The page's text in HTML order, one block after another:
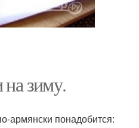
зиму.
армянски понадобится: